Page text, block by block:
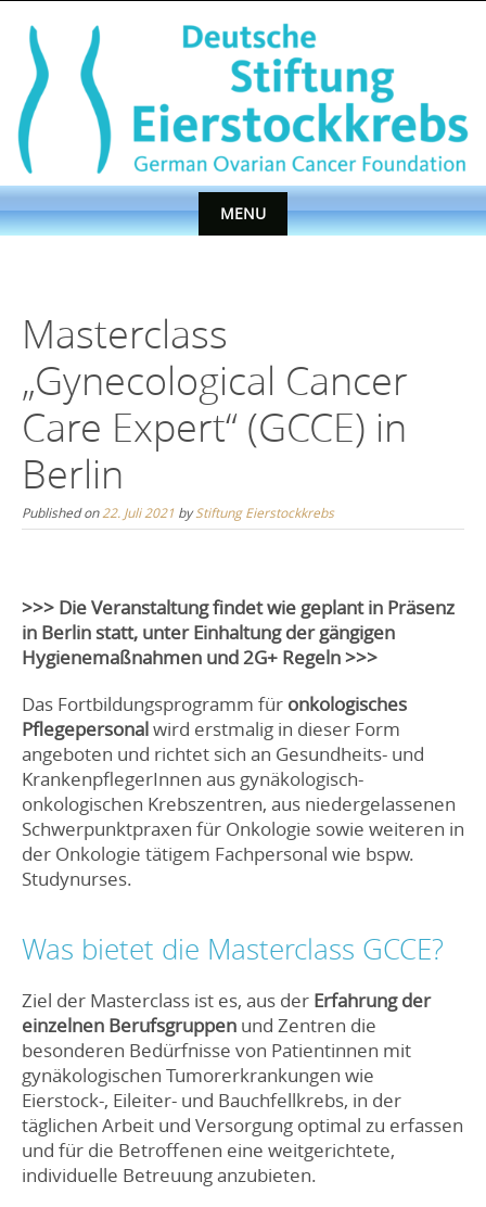
content
MENU
Masterclass
„Gynecological Cancer
Care Expert“ (GCCE) in
Berlin
Published on22. Juli 2021 byStiftung Eierstockkrebs
>>> Die Veranstaltung findet wie geplant in Präsenz
in Berlin statt, unter Einhaltung der gängigen
Hygienemaßnahmen und 2G+ Regeln >>>
Das Fortbildungsprogramm für onkologisches
Pflegepersonalwird erstmalig in dieser Form
angeboten und richtet sich an Gesundheits- und
KrankenpflegerInnen aus gynäkologisch-
onkologischen Krebszentren, aus niedergelassenen
Schwerpunktpraxen für Onkologie sowie weiteren in
der Onkologie tätigem Fachpersonal wie bspw.
Studynurses.
Was bietet die Masterclass GCCE?
Ziel der Masterclass ist es, aus der Erfahrung der
einzelnen Berufsgruppen und Zentren die
besonderen Bedürfnisse von Patientinnen mit
gynäkologischen Tumorerkrankungen wie
Eierstock-, Eileiter- und Bauchfellkrebs, in der
täglichen Arbeit und Versorgung optimal zu erfassen
und für die Betroffenen eine weitgerichtete,
individuelle Betreuung anzubieten.